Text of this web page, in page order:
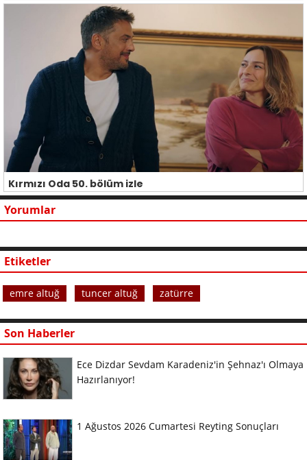
Kırmızı Oda 50. bölüm izle
Yorumlar
Etiketler
emre altuğ tuncer altuğ zatürre
Son Haberler
Ece Dizdar Sevdam Karadeniz'in Şehnaz'ı Olmaya
Hazırlanıyor!
1 Ağustos 2026 Cumartesi Reyting Sonuçları